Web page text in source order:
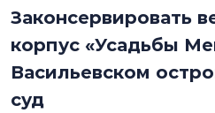
Законсервировать
корпус «Усадьбы
Васильевском
суд